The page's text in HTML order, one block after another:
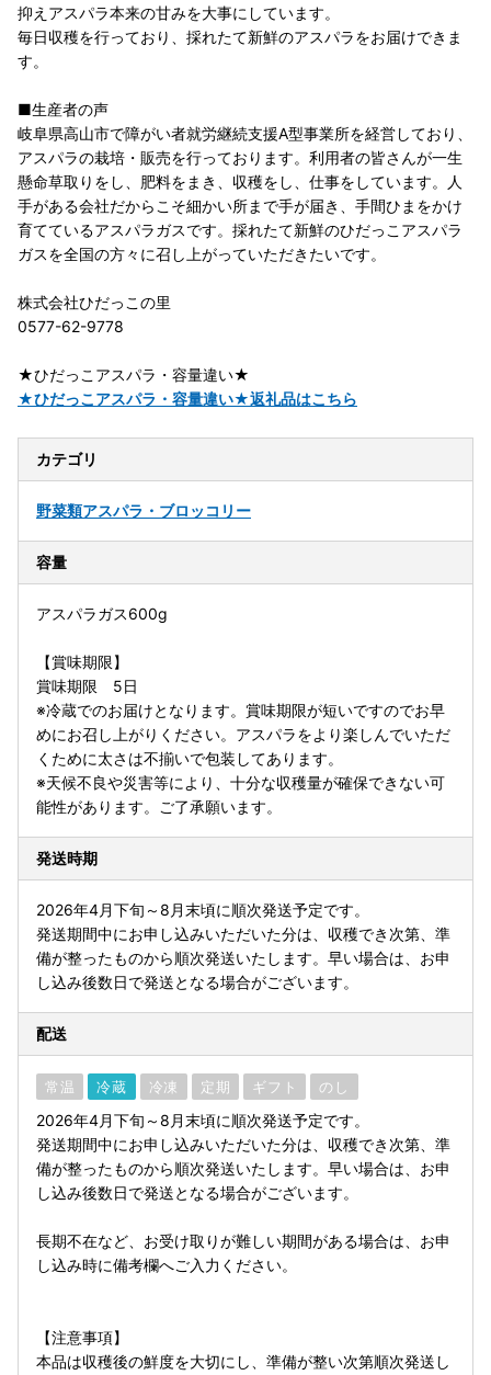
抑えアスパラ本来の甘みを大事にしています。
毎日収穫を行っており、採れたて新鮮のアスパラをお届けできま
す。
■生産者の声
岐阜県高山市で障がい者就労継続支援A型事業所を経営しており、
アスパラの栽培・販売を行っております。利用者の皆さんが一生
懸命草取りをし、肥料をまき、収穫をし、仕事をしています。人
手がある会社だからこそ細かい所まで手が届き、手間ひまをかけ
育てているアスパラガスです。採れたて新鮮のひだっこアスパラ
ガスを全国の方々に召し上がっていただきたいです。
株式会社ひだっこの里
0577-62-9778
★ひだっこアスパラ・容量違い★
★ひだっこアスパラ・容量違い★返礼品はこちら
カテゴリ
野菜類アスパラ・ブロッコリー
容量
アスパラガス600g
【賞味期限】
賞味期限 5日
※冷蔵でのお届けとなります。賞味期限が短いですのでお早
めにお召し上がりください。アスパラをより楽しんでいただ
くために太さは不揃いで包装してあります。
※天候不良や災害等により、十分な収穫量が確保できない可
能性があります。ご了承願います。
発送時期
2026年4月下旬～8月末頃に順次発送予定です。
発送期間中にお申し込みいただいた分は、収穫でき次第、準
備が整ったものから順次発送いたします。早い場合は、お申
し込み後数日で発送となる場合がございます。
配送
常温 冷蔵 冷凍 定期 ギフト のし
2026年4月下旬～8月末頃に順次発送予定です。
発送期間中にお申し込みいただいた分は、収穫でき次第、準
備が整ったものから順次発送いたします。早い場合は、お申
し込み後数日で発送となる場合がございます。
長期不在など、お受け取りが難しい期間がある場合は、お申
し込み時に備考欄へご入力ください。
【注意事項】
本品は収穫後の鮮度を大切にし、準備が整い次第順次発送し